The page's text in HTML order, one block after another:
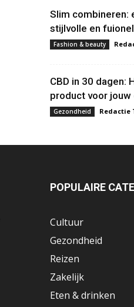
Slim combineren:
stijlvolle en
Fashion & beauty
CBD in 30 dagen:
product voor jouw
Gezondheid Redactie
POPULAIRE
Cultuur
Gezondheid
Reizen
Zakelijk
Eten & drinken